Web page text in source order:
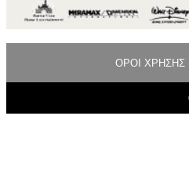
ΟΡΟΙ ΧΡΗΣΗΣ